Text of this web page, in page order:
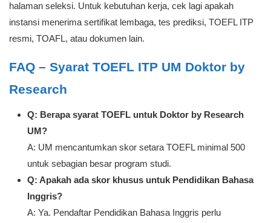
halaman seleksi. Untuk kebutuhan kerja, cek lagi apakah
instansi menerima sertifikat lembaga, tes prediksi, TOEFL ITP
resmi, TOAFL, atau dokumen lain.
FAQ – Syarat TOEFL ITP UM Doktor by
Research
Q: Berapa syarat TOEFL untuk Doktor by Research
UM?
A: UM mencantumkan skor setara TOEFL minimal 500
untuk sebagian besar program studi.
Q: Apakah ada skor khusus untuk Pendidikan Bahasa
Inggris?
A: Ya. Pendaftar Pendidikan Bahasa Inggris perlu